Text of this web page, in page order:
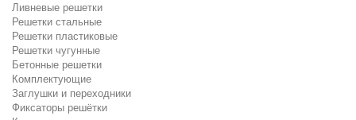
Ливневые решетки
Решетки стальные
Решетки пластиковые
Решетки чугунные
Бетонные решетки
Комплектующие
Заглушки и переходники
Фиксаторы решётки